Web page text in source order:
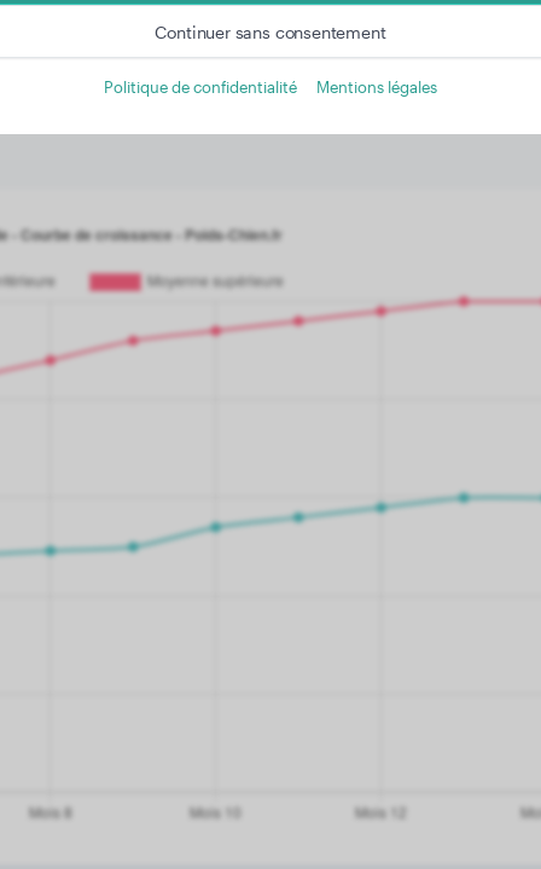
très faible. Après 3 mois supplémentaires, leur poids
continue, elles atteignent finalement un poids final
Continuer sans consentement
Politique de confidentialité Mentions légales